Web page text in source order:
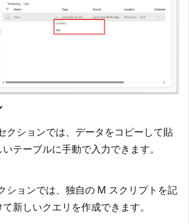
クションでは、データをコピーして貼
テーブルに手動で入力できます。
ションでは、独自の M スクリプトを記
新しいクエリを作成できます。